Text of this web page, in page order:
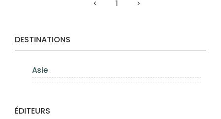
DESTINATIONS
Asie
ÉDITEURS
1